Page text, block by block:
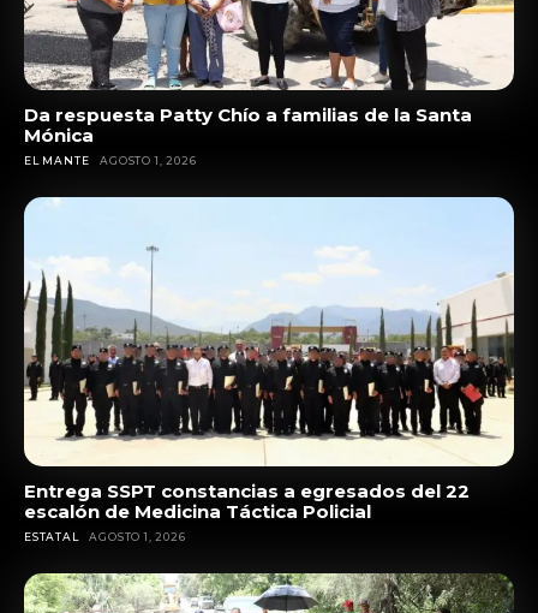
Da respuesta Patty Chío a familias de la Santa
Mónica
EL MANTE AGOSTO 1, 2026
Entrega SSPT constancias a egresados del 22
escalón de Medicina Táctica Policial
ESTATAL AGOSTO 1, 2026